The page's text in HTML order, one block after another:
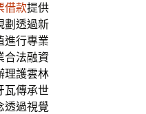
借款提供
劃透過新
進行專業
合法融資
理護雲林
瓦傳承世
透過視覺